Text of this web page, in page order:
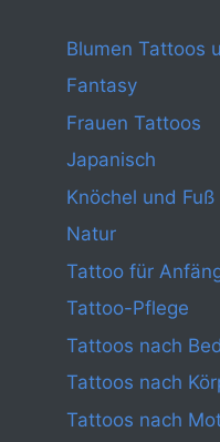
Blumen Tattoos
Fantasy
Frauen Tattoos
Japanisch
Knöchel und Fuß
Natur
Tattoo für
Tattoo-Pflege
Tattoos nach
Tattoos nach
Tattoos nach